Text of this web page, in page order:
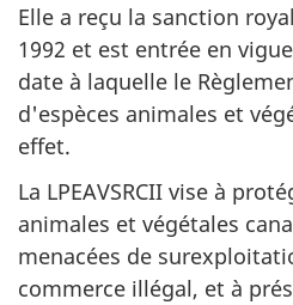
Elle a reçu la sanction
1992 et est entrée en
date à laquelle le
d'espèces animales et
effet.
La LPEAVSRCII vise à
animales et végétales
menacées de
commerce illégal, et à